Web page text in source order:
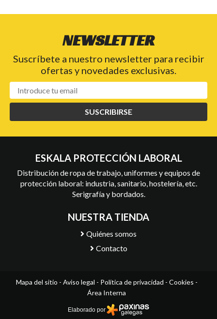
NEWSLETTER
Suscríbete a nuestro newsletter para recibir
ofertas y novedades exclusivas.
SUSCRIBIRSE
ESKALA PROTECCIÓN LABORAL
Distribución de ropa de trabajo, uniformes y equipos de
protección laboral: industria, sanitario, hostelería, etc.
Serigrafía y bordados.
NUESTRA TIENDA
Quiénes somos
Contacto
Mapa del sitio - Aviso legal - Política de privacidad - Cookies -
Área Interna
Elaborado por